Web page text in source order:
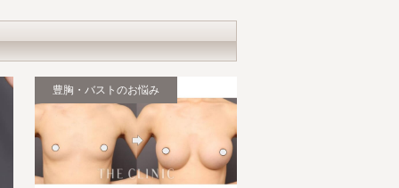
豊胸・バストのお悩み